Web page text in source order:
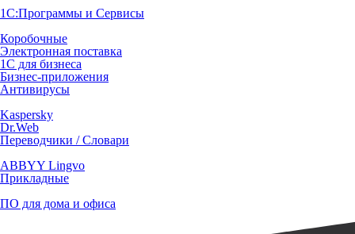
1С:Программы и Сервисы
Коробочные
Электронная поставка
1С для бизнеса
Бизнес-приложения
Антивирусы
Kaspersky
Dr.Web
Переводчики / Словари
ABBYY Lingvo
Прикладные
ПО для дома и офиса